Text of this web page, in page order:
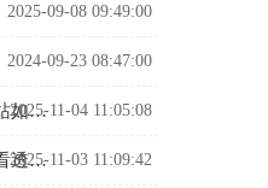
2025-09-08 09:49:00
2024-09-23 08:47:00
并网式光伏环境气象站，从阳光到数据：气象站如何解码光伏发电密码？
2025-11-04 11:05:08
能见度监测站，从模糊到清晰：一台设备如何看透迷雾中的危险
2025-11-03 11:09:42